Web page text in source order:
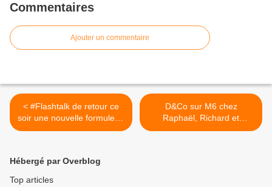
Commentaires
Ajouter un commentaire
< #Flashtalk de retour ce
soir une nouvelle formule et
un nouveau visage sur
D&Co sur M6 chez
Raphaël, Richard et
Alexandre >
Hébergé par Overblog
Top articles